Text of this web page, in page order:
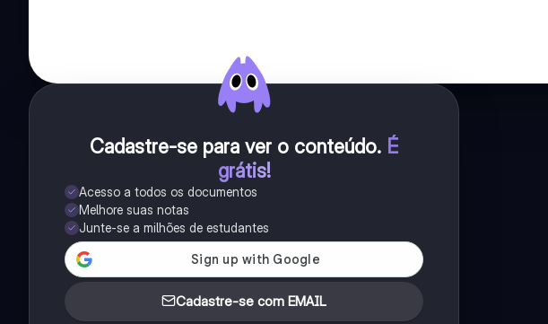
Cadastre-se para ver o conteúdo. É
grátis!
Acesso a todos os documentos
Melhore suas notas
Junte-se a milhões de estudantes
Cadastre-se com EMAIL